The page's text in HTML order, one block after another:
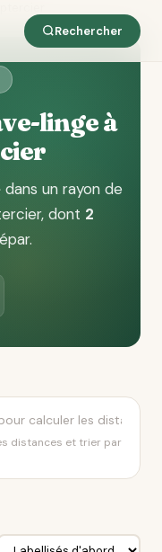
Rechercher
linge à
dans un rayon de
, dont 2
.
distances et trier par